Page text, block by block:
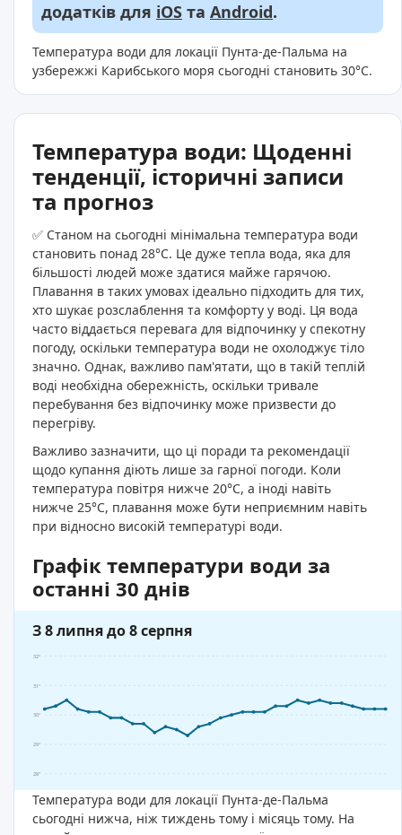
додатків для iOS та Android.
Температура води для локації Пунта-де-Пальма на
узбережжі Карибського моря сьогодні становить 30°C.
Температура води: Щоденні
тенденції, історичні записи
та прогноз
✅ Станом на сьогодні мінімальна температура води
становить понад 28°C. Це дуже тепла вода, яка для
більшості людей може здатися майже гарячою.
Плавання в таких умовах ідеально підходить для тих,
хто шукає розслаблення та комфорту у воді. Ця вода
часто віддається перевага для відпочинку у спекотну
погоду, оскільки температура води не охолоджує тіло
значно. Однак, важливо пам'ятати, що в такій теплій
воді необхідна обережність, оскільки тривале
перебування без відпочинку може призвести до
перегріву.
Важливо зазначити, що ці поради та рекомендації
щодо купання діють лише за гарної погоди. Коли
температура повітря нижче 20°C, а іноді навіть
нижче 25°C, плавання може бути неприємним навіть
при відносно високій температурі води.
Графік температури води за
останні 30 днів
З 8 липня до 8 серпня
28°
29°
30°
31°
32°
Температура води для локації Пунта-де-Пальма
сьогодні нижча, ніж тиждень тому і місяць тому. На